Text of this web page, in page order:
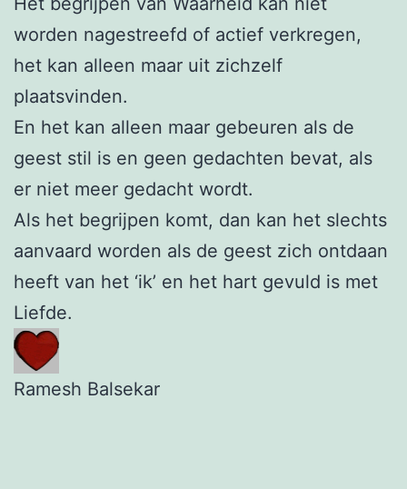
worden nagestreefd of actief verkregen,
het kan alleen maar uit zichzelf
plaatsvinden.
En het kan alleen maar gebeuren als de
geest stil is en geen gedachten bevat, als
er niet meer gedacht wordt.
Als het begrijpen komt, dan kan het slechts
aanvaard worden als de geest zich ontdaan
heeft van het ‘ik’ en het hart gevuld is met
Liefde.
Ramesh Balsekar